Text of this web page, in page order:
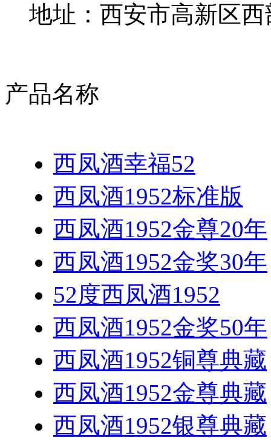
地址：西安市高新区西
产品名称
西凤酒幸福52
西凤酒1952标准版
西凤酒1952金尊20年
西凤酒1952金奖30年
52度西凤酒1952
西凤酒1952金奖50年
西凤酒1952铜尊典藏
西凤酒1952金尊典藏
西凤酒1952银尊典藏